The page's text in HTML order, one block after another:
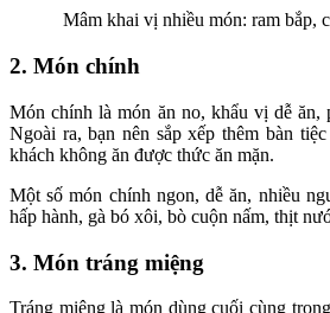
Mâm khai vị nhiều món: ram bắp,
2. Món chính
Món chính là món ăn no, khẩu vị dễ ăn,
Ngoài ra, bạn nên sắp xếp thêm bàn
khách không ăn được thức ăn mặn.
Một số món chính ngon, dễ ăn, nhiều
hấp hành, gà bó xôi, bò cuộn nấm, thịt
3. Món tráng miệng
Tráng miệng là món dùng cuối cùng